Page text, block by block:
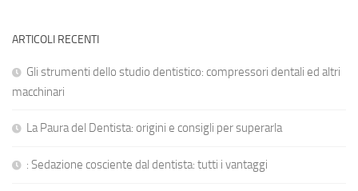
ARTICOLI RECENTI
Gli strumenti dello studio dentistico: compressori dentali ed altri
macchinari
La Paura del Dentista: origini e consigli per superarla
: Sedazione cosciente dal dentista: tutti i vantaggi